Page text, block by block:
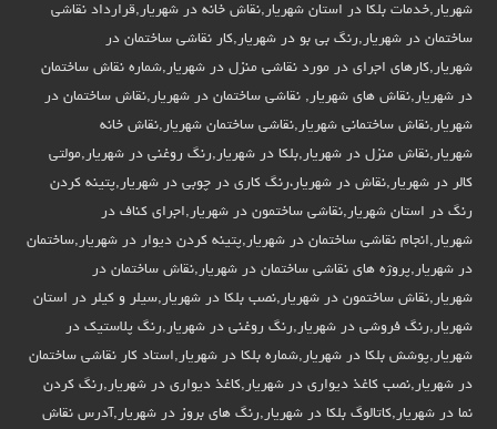
شهریار,خدمات بلکا در استان شهریار,نقاش خانه در شهریار,قرارداد نقاشی
ساختمان در شهریار,رنگ بی بو در شهریار,کار نقاشی ساختمان در
شهریار,کارهای اجرای در مورد نقاشی منزل در شهریار,شماره نقاش ساختمان
در شهریار,نقاش های شهریار, نقاشی ساختمان در شهریار,نقاش ساختمان در
شهریار,نقاش ساختمانی شهریار,نقاشی ساختمان شهریار,نقاش خانه
شهریار,نقاش منزل در شهریار,بلکا در شهریار,رنگ روغنی در شهریار,مولتی
کالر در شهریار,نقاش در شهریار،رنگ کاری در چوبی در شهریار,پتینه کردن
رنگ در استان شهریار,نقاشی ساختمون در شهریار,اجرای کناف در
شهریار,انجام نقاشی ساختمان در شهریار,پتینه کردن دیوار در شهریار,ساختمان
در شهریار,پروژه های نقاشی ساختمان در شهریار,نقاش ساختمان در
شهریار,نقاش ساختمون در شهریار,نصب بلکا در شهریار,سیلر و کیلر در استان
شهریار,رنگ فروشی در شهریار,رنگ روغنی در شهریار,رنگ پلاستیک در
شهریار,پوشش بلکا در شهریار,شماره بلکا در شهریار,استاد کار نقاشی ساختمان
در شهریار,نصب کاغذ دیواری در شهریار,کاغذ دیواری در شهریار,رنگ کردن
نما در شهریار,کاتالوگ بلکا در شهریار,رنگ های بروز در شهریار,آدرس نقاش